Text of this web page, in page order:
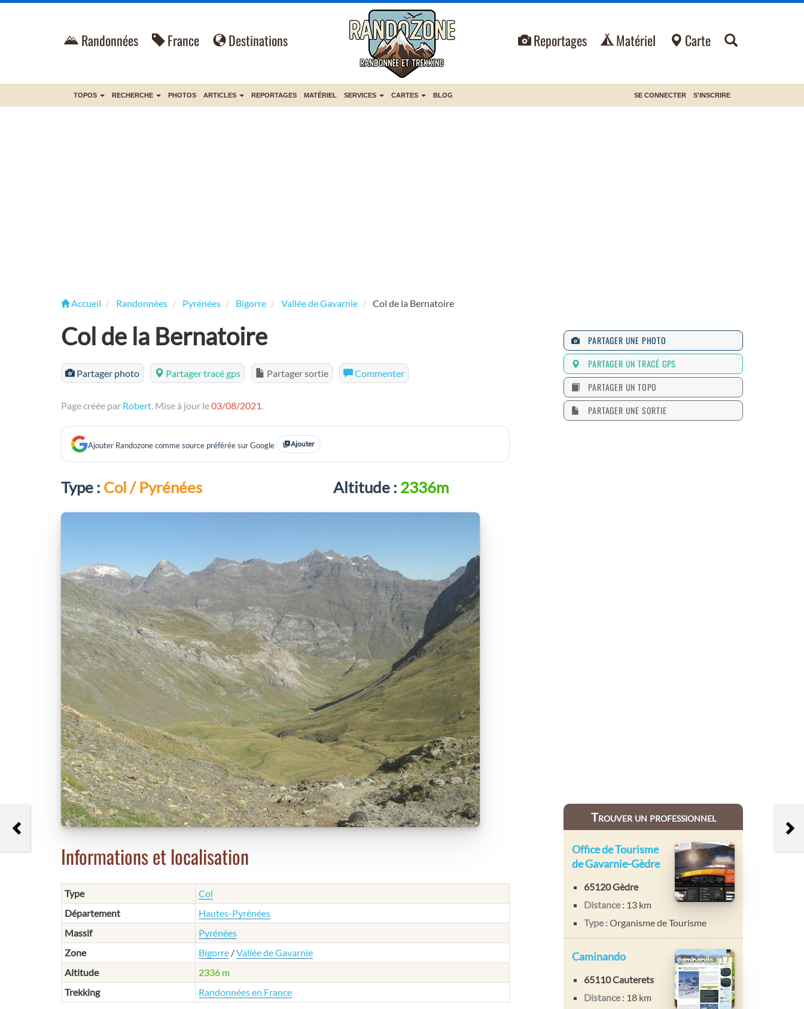
Randonnées France Destinations Reportages Matériel Carte
TOPOS RECHERCHE PHOTOS ARTICLES REPORTAGES MATÉRIEL SERVICES CARTES BLOG SE CONNECTER S'INSCRIRE
Accueil Randonnées Pyrénées Bigorre Vallée de Gavarnie Col de la Bernatoire
Col de la Bernatoire
Partager photo Partager tracé gps Partager sortie Commenter
Page créée par Robert. Mise à jour le03/08/2021.
Ajouter Randozone comme source préférée sur Google Ajouter
Type : Col / Pyrénées Altitude : 2336m
Informations et localisation
Type
Col
Département
Hautes-Pyrénées
Massif
Pyrénées
Zone
Bigorre /Vallée de Gavarnie
Altitude
2336 m
Trekking
Randonnées en France
Etang de Soucarrane
PARTAGER UNE PHOTO
PARTAGER UN TRACÉ GPS
PARTAGER UN TOPO
PARTAGER UNE SORTIE
Trouver un professionnel
Office de Tourisme
de Gavarnie-Gèdre
65120 Gèdre
Distance: 13 km
Type: Organisme de Tourisme
Caminando
65110 Cauterets
Distance: 18 km